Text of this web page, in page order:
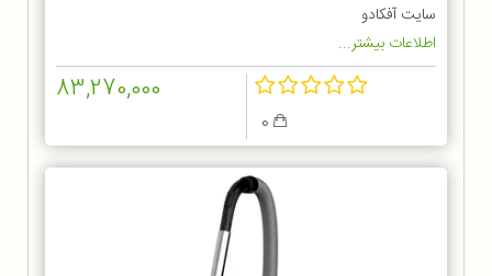
سایت آفکادو
اطلاعات بیشتر...
83,270,000